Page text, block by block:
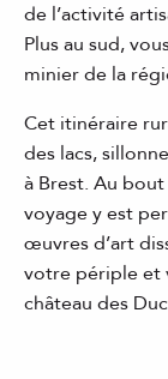
de l’activité
Plus au sud,
minier de la
Cet itinéraire
des lacs,
à Brest. Au
voyage y est
œuvres d’art
votre périple et
château des